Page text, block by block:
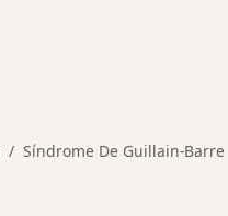
Síndrome De Guillain-Barre